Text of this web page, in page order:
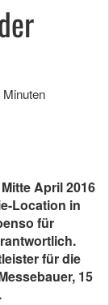
April 2016
Location in
für
für die
15